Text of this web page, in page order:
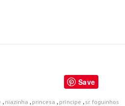
Save
, niazinha , princesa , príncipe , sr. foguinhos